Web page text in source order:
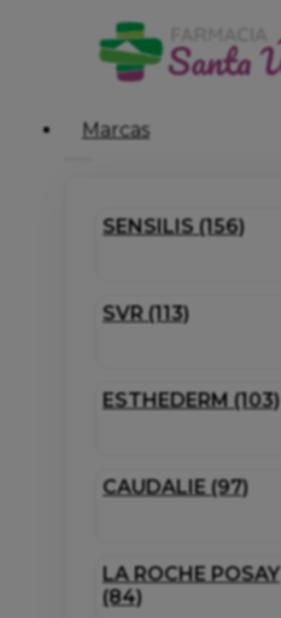
Marcas
SENSILIS (156)
SVR (113)
ESTHEDERM (103)
CAUDALIE (97)
LA ROCHE POSAY
(84)